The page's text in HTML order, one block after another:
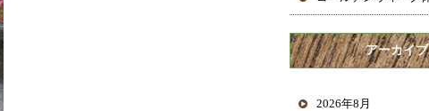
アーカイブ
2026年8月